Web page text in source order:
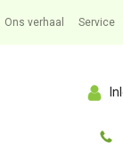
Ons verhaal Service